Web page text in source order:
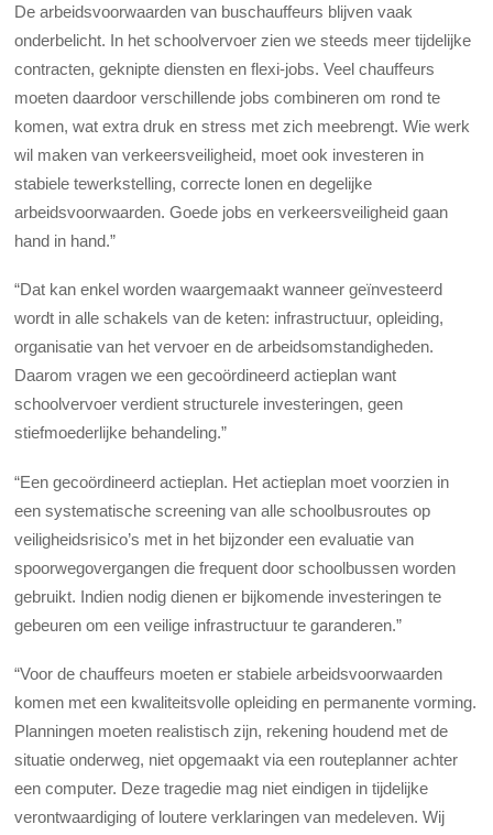
De arbeidsvoorwaarden van buschauffeurs blijven vaak
onderbelicht. In het schoolvervoer zien we steeds meer tijdelijke
contracten, geknipte diensten en flexi-jobs. Veel chauffeurs
moeten daardoor verschillende jobs combineren om rond te
komen, wat extra druk en stress met zich meebrengt. Wie werk
wil maken van verkeersveiligheid, moet ook investeren in
stabiele tewerkstelling, correcte lonen en degelijke
arbeidsvoorwaarden. Goede jobs en verkeersveiligheid gaan
hand in hand.”
“Dat kan enkel worden waargemaakt wanneer geïnvesteerd
wordt in alle schakels van de keten: infrastructuur, opleiding,
organisatie van het vervoer en de arbeidsomstandigheden.
Daarom vragen we een gecoördineerd actieplan want
schoolvervoer verdient structurele investeringen, geen
stiefmoederlijke behandeling.”
“Een gecoördineerd actieplan. Het actieplan moet voorzien in
een systematische screening van alle schoolbusroutes op
veiligheidsrisico’s met in het bijzonder een evaluatie van
spoorwegovergangen die frequent door schoolbussen worden
gebruikt. Indien nodig dienen er bijkomende investeringen te
gebeuren om een veilige infrastructuur te garanderen.”
“Voor de chauffeurs moeten er stabiele arbeidsvoorwaarden
komen met een kwaliteitsvolle opleiding en permanente vorming.
Planningen moeten realistisch zijn, rekening houdend met de
situatie onderweg, niet opgemaakt via een routeplanner achter
een computer. Deze tragedie mag niet eindigen in tijdelijke
verontwaardiging of loutere verklaringen van medeleven. Wij